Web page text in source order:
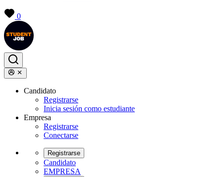
0
Candidato
Registrarse
Inicia sesión como estudiante
Empresa
Registrarse
Conectarse
Registrarse
Candidato
EMPRESA